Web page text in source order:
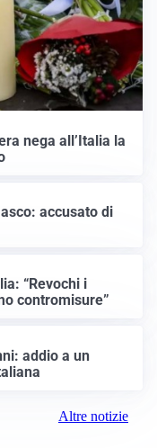
nega all’Italia la
accusato di
“Revochi i
contromisure”
addio a un
Altre notizie